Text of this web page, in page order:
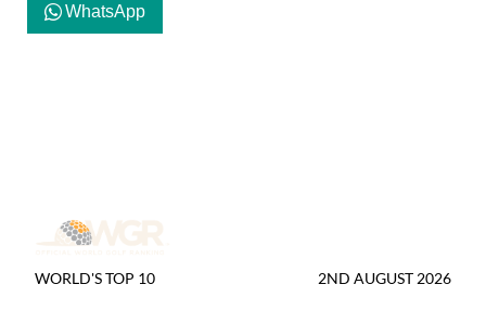
WhatsApp